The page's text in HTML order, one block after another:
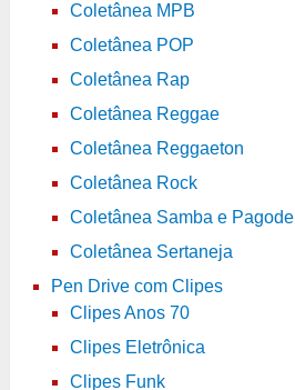
Coletânea MPB
Coletânea POP
Coletânea Rap
Coletânea Reggae
Coletânea Reggaeton
Coletânea Rock
Coletânea Samba e Pagode
Coletânea Sertaneja
Pen Drive com Clipes
Clipes Anos 70
Clipes Eletrônica
Clipes Funk